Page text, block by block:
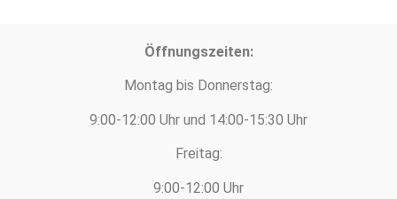
Öffnungszeiten:
Montag bis Donnerstag:
9:00-12:00 Uhr und 14:00-15:30 Uhr
Freitag:
9:00-12:00 Uhr